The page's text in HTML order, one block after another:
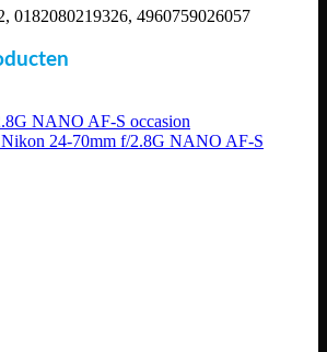
0182080219326, 4960759026057